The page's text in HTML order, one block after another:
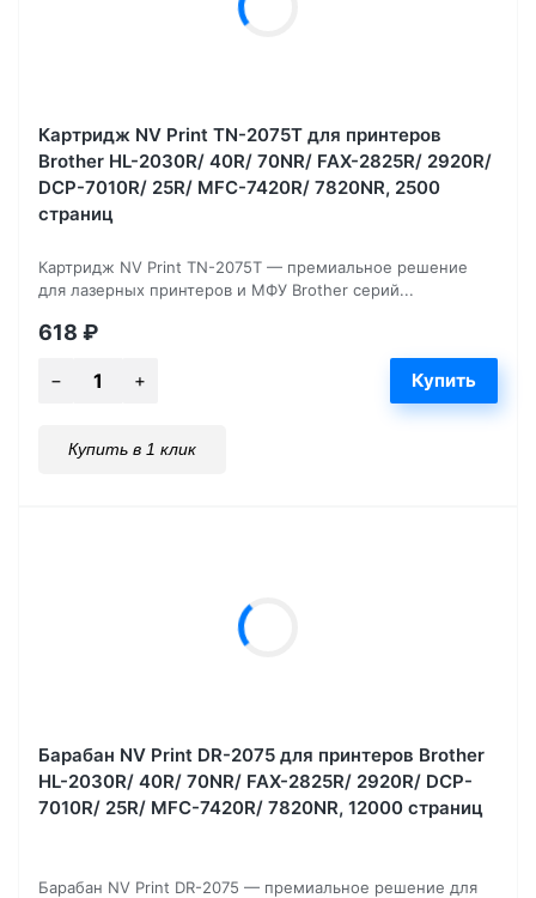
Картридж NV Print TN-2075T для принтеров
Brother HL-2030R/ 40R/ 70NR/ FAX-2825R/ 2920R/
DCP-7010R/ 25R/ MFC-7420R/ 7820NR, 2500
страниц
Картридж NV Print TN-2075T — премиальное решение
для лазерных принтеров и МФУ Brother серий...
618 ₽
Купить в 1 клик
Барабан NV Print DR-2075 для принтеров Brother
HL-2030R/ 40R/ 70NR/ FAX-2825R/ 2920R/ DCP-
7010R/ 25R/ MFC-7420R/ 7820NR, 12000 страниц
Барабан NV Print DR-2075 — премиальное решение для